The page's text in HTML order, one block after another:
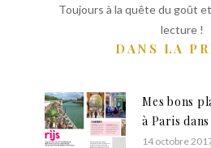
Toujours à la quête du goût
lecture !
DANS LA
Mes bons
à Paris
14 octobre